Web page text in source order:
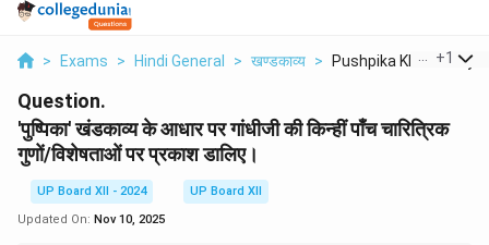
> Exams > Hindi General > खण्डकाव्य > Pushpika Khandkavya
+1
Question.
'पुष्पिका' खंडकाव्य के आधार पर गांधीजी की किन्हीं पाँच चारित्रिक
गुणों/विशेषताओं पर प्रकाश डालिए।
UP Board XII - 2024
UP Board XII
Updated On: Nov 10, 2025